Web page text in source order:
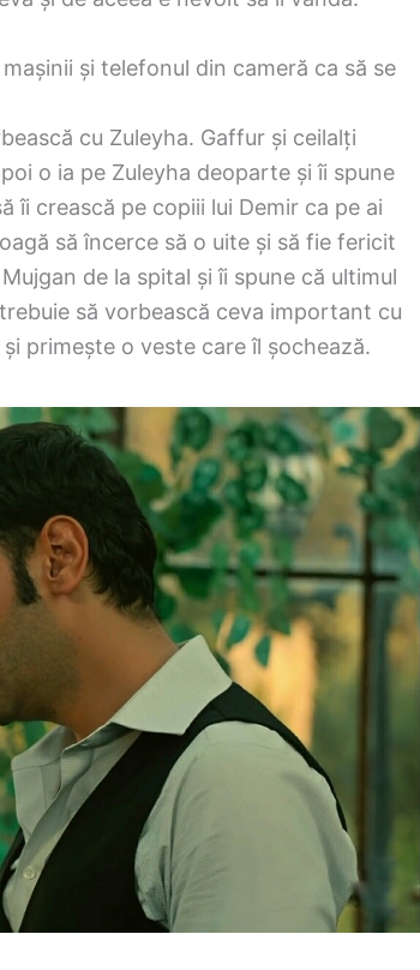
și telefonul din cameră ca să se
cu Zuleyha. Gaffur și ceilalți
o ia pe Zuleyha deoparte și îi spune
îi crească pe copiii lui Demir ca pe ai
să încerce să o uite și să fie fericit
de la spital și îi spune că ultimul
să vorbească ceva important cu
primește o veste care îl șochează.